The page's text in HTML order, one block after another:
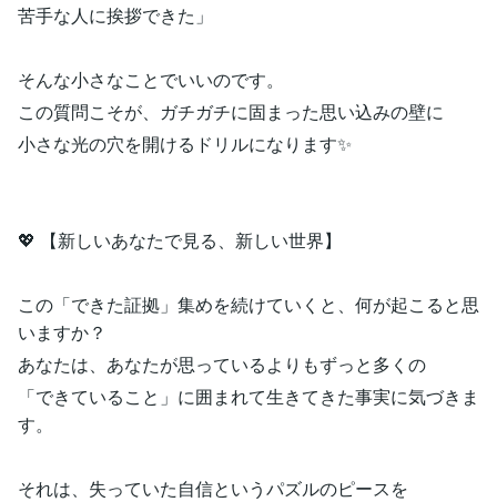
苦手な人に挨拶できた」
そんな小さなことでいいのです。
この質問こそが、ガチガチに固まった思い込みの壁に
小さな光の穴を開けるドリルになります✨
💖 【新しいあなたで見る、新しい世界】
この「できた証拠」集めを続けていくと、何が起こると思
いますか？
あなたは、あなたが思っているよりもずっと多くの
「できていること」に囲まれて生きてきた事実に気づきま
す。
それは、失っていた自信というパズルのピースを